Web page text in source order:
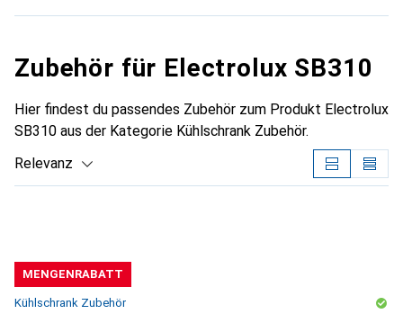
Zubehör für Electrolux SB310
Hier findest du passendes Zubehör zum Produkt Electrolux
SB310 aus der Kategorie Kühlschrank Zubehör.
Relevanz
MENGENRABATT
Kühlschrank Zubehör